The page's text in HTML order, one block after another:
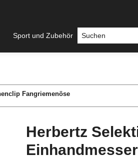
Sport und Zubehör Messer
Fangriemenöse
Herbertz